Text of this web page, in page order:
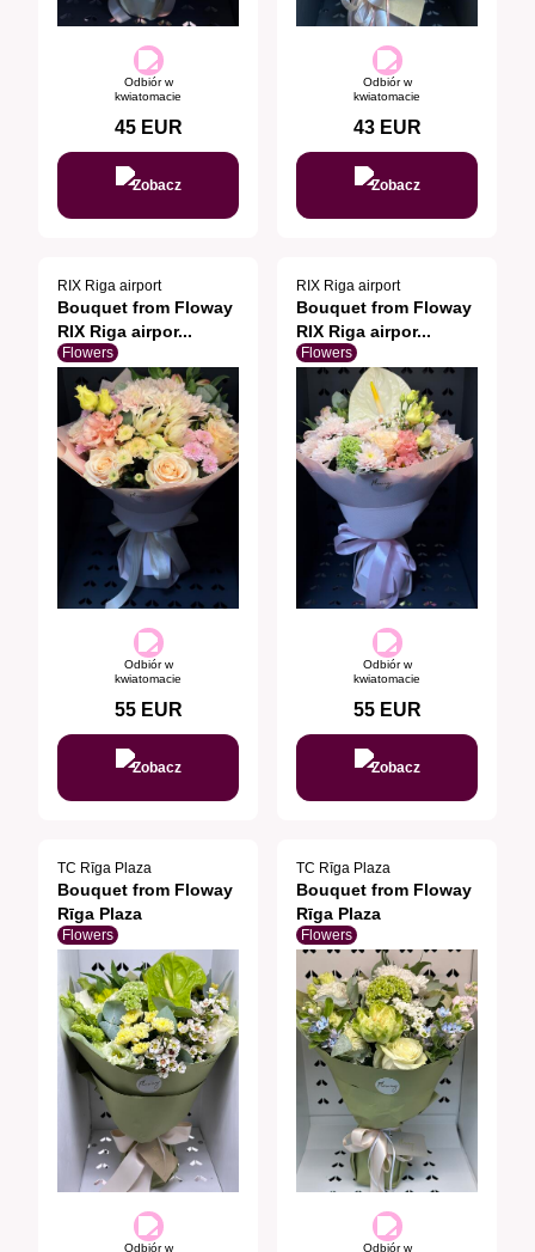
Odbiór w
kwiatomacie
45 EUR
Zobacz
Odbiór w
kwiatomacie
43 EUR
Zobacz
RIX Riga airport
Bouquet from Floway
RIX Riga airpor...
Flowers
Odbiór w
kwiatomacie
55 EUR
Zobacz
RIX Riga airport
Bouquet from Floway
RIX Riga airpor...
Flowers
Odbiór w
kwiatomacie
55 EUR
Zobacz
TC Rīga Plaza
Bouquet from Floway
Rīga Plaza
Flowers
Odbiór w
TC Rīga Plaza
Bouquet from Floway
Rīga Plaza
Flowers
Odbiór w